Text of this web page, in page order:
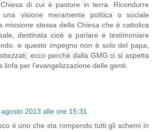
di cui è pastore in terra. Ricondurre
visione meramente politica o sociale
missione stessa della Chiesa che è cattolica
destinata cioè a parlare e testimoniare
e questo impegno non è solo del papa,
ecco perchè dalla GMG ci si aspetta
linfa per l'evangelizzazione delle genti.
agosto 2013 alle ore 15:31
è uno che sta rompendo tutti gli schemi in